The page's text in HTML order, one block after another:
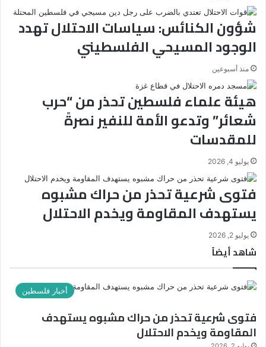
شؤون الكنائس: سياسات الاحتلال تهدد
الوجود المسيحي الفلسطيني
منذ أسبوعين
هيئة علماء فلسطين تحذر من “حرب
شعائر” وتدعو الأمة للنفير نصرةً
للمقدسات
يوليو 4, 2026
فتوى شرعية تحذر من حراك مشبوه
يستهدف المقاومة ويخدم الاحتلال
يوليو 2, 2026
شاهد أيضاً
أخبار فلسطين
فتوى شرعية تحذر من حراك مشبوه يستهدف
المقاومة ويخدم الاحتلال